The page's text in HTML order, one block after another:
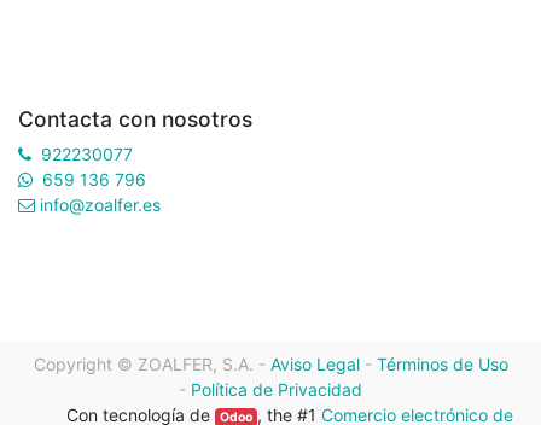
Contacta con nosotros
922230077
659 136 796
info@zoalfer.es
Copyright © ZOALFER, S.A. - Aviso Legal - Términos de Uso
- Política de Privacidad
Con tecnología de
Odoo , the #1 Comercio electrónico de